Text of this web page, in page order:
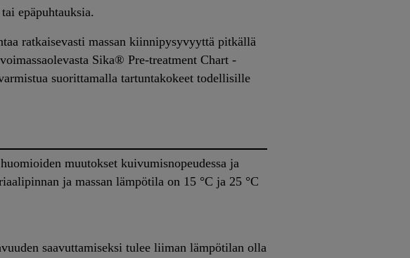
epäpuhtauksia.
ratkaisevasti massan kiinnipysyvyyttä pitkällä
Sika® Pre-treatment Chart -
suorittamalla tartuntakokeet todellisille
muutokset kuivumisnopeudessa ja
ja massan lämpötila on 15 °C ja 25 °C
saavuttamiseksi tulee liiman lämpötilan olla